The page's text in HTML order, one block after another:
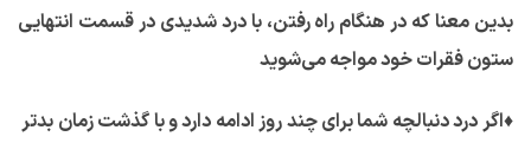
بدین معنا که در هنگام راه رفتن، با درد شدیدی در قسمت انتهایی
ستون فقرات خود مواجه می‌شوید
♦